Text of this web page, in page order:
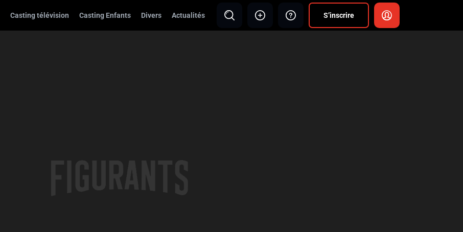
Casting télévision Casting Enfants Divers Actualités S’inscrire